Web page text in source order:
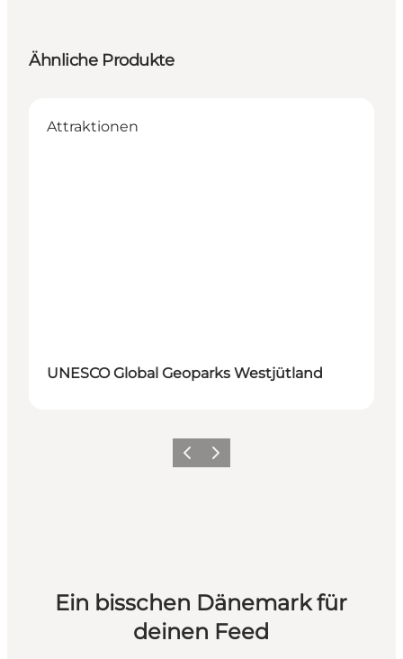
Ähnliche Produkte
Attraktionen
UNESCO Global Geoparks Westjütland
ZurückWeiter
Ein bisschen Dänemark für
deinen Feed